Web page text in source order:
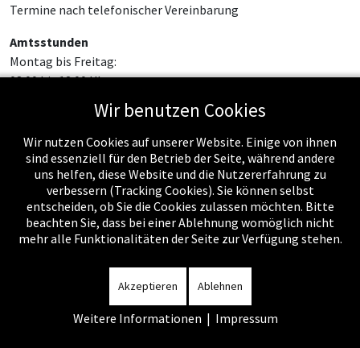
Termine nach telefonischer Vereinbarung
Amtsstunden
Montag bis Freitag:
08:00 bis 12:00 Uhr
Wir benutzen Cookies
Wir nutzen Cookies auf unserer Website. Einige von ihnen
sind essenziell für den Betrieb der Seite, während andere
uns helfen, diese Website und die Nutzererfahrung zu
verbessern (Tracking Cookies). Sie können selbst
entscheiden, ob Sie die Cookies zulassen möchten. Bitte
beachten Sie, dass bei einer Ablehnung womöglich nicht
mehr alle Funktionalitäten der Seite zur Verfügung stehen.
Akzeptieren Ablehnen
Weitere Informationen | Impressum